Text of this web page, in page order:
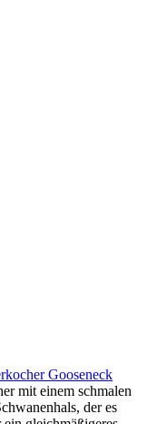
Gooseneck
mit einem schmalen
der es